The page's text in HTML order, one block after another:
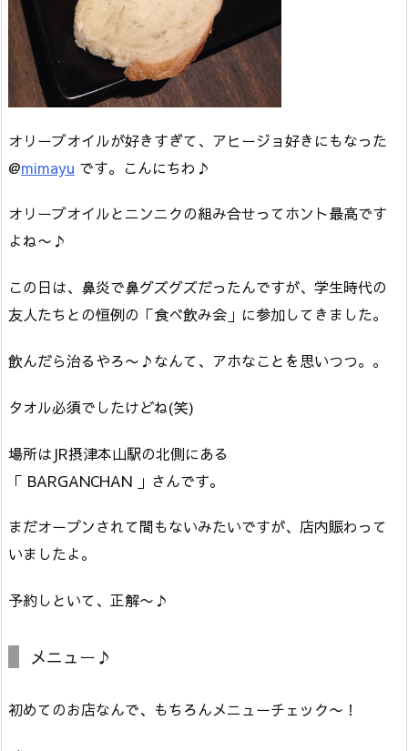
オリーブオイルが好きすぎて、アヒージョ好きにもなった
@mimayu です。こんにちわ♪
オリーブオイルとニンニクの組み合せってホント最高です
よね〜♪
この日は、鼻炎で鼻グズグズだったんですが、学生時代の
友人たちとの恒例の「食べ飲み会」に参加してきました。
飲んだら治るやろ〜♪なんて、アホなことを思いつつ。。
タオル必須でしたけどね(笑)
場所はJR摂津本山駅の北側にある
「 BARGANCHAN 」さんです。
まだオープンされて間もないみたいですが、店内賑わって
いましたよ。
予約しといて、正解〜♪
メニュー♪
初めてのお店なんで、もちろんメニューチェック〜！